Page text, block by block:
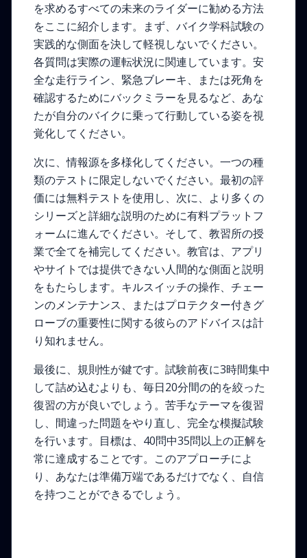
を求めるすべての未来のライダーに勧める方法
をここに紹介します。まず、バイク学科試験の
実践的な側面を決して軽視しないでください。
各質問は実際の運転状況に関連しています。安
全な走行ライン、緊急ブレーキ、または死角を
確認するためにバックミラーを見るなど、あな
たが自分のバイクに乗って行動している姿を視
覚化してください。
次に、情報源を多様化してください。一つの種
類のテストに限定しないでください。最初の評
価には無料テストを使用し、次に、より多くの
シリーズと詳細な説明のために有料プラットフ
ォームに進んでください。そして、教習所の授
業で全てを補完してください。教官は、アプリ
やサイトでは提供できない人間的な側面と説明
をもたらします。キルスイッチの操作、チェー
ンのメンテナンス、またはプロテクター付きグ
ローブの重要性に関する彼らのアドバイスは計
り知れません。
最後に、規則性が鍵です。試験前夜に3時間集中
して詰め込むよりも、毎日20分間の的を絞った
復習の方が良いでしょう。苦手なテーマを復習
し、間違った問題をやり直し、完全な模擬試験
を行います。目標は、40問中35問以上の正解を
常に達成することです。このアプローチによ
り、あなたは準備万端であるだけでなく、自信
を持つことができるでしょう。